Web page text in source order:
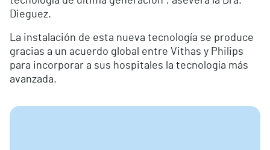
Dieguez.
La instalación de esta nueva tecnología se produce
gracias a un acuerdo global entre Vithas y Philips
para incorporar a sus hospitales la tecnología más
avanzada.